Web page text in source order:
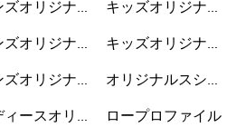
ズオリジナル
ズオリジナル
ズオリジナル
ィースオリジ
キッズオリジナル
キッズオリジナル
オリジナルスシュ
ロープロファイル